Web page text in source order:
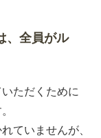
、全員がル
ただくために
ていませんが、